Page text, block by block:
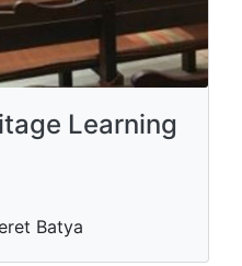
Learning
Batya